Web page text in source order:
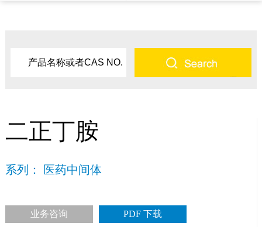
二正丁胺
系列： 医药中间体
业务咨询 PDF 下载